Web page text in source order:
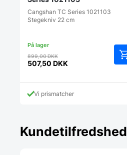
Cangshan TC Series 1021103
Stegekniv 22 cm
899,00DKKDen
oprindelige
var:
899,00 DKK.
507,50 DKK
aktuelle
pris
er:Vi prismatcher
Kundetilfredshed